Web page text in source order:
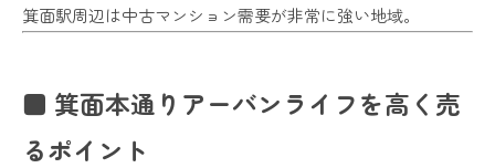
箕面駅周辺は中古マンション需要が非常に強い地域。
■ 箕面本通りアーバンライフを高く売
るポイント